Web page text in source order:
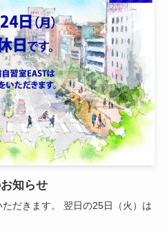
知らせ
だきます。 翌日の25日（火）は